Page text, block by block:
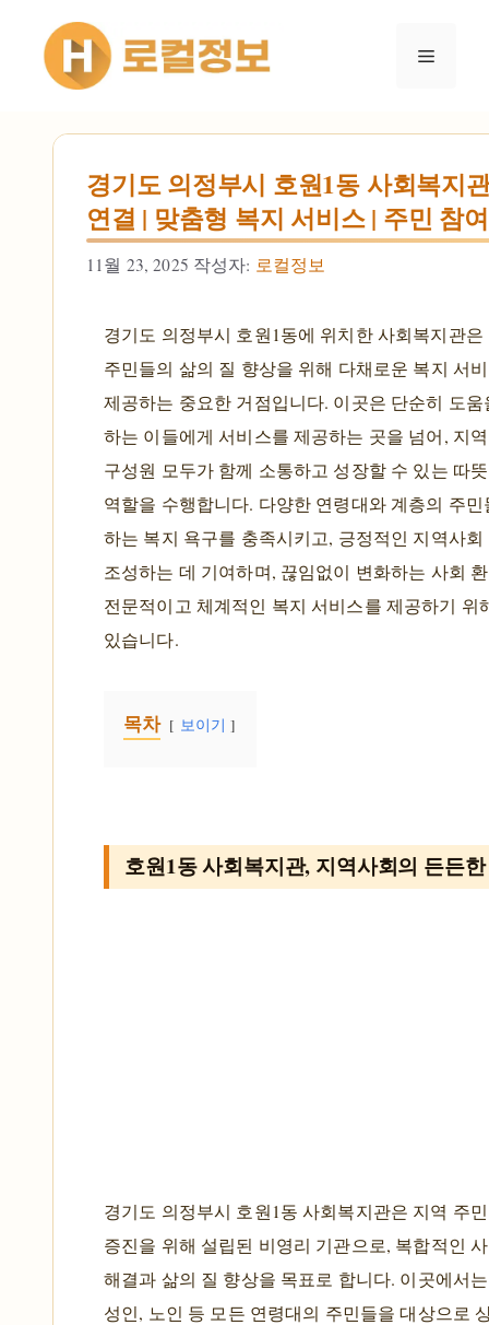
건너뛰기
메뉴
경기도 의정부시 호원1동 사회복지
연결 | 맞춤형 복지 서비스 | 주민 참
11월 23, 2025 작성자: 로컬정보
경기도 의정부시 호원1동에 위치한 사회복지관은
주민들의 삶의 질 향상을 위해 다채로운 복지 서
제공하는 중요한 거점입니다. 이곳은 단순히 도
하는 이들에게 서비스를 제공하는 곳을 넘어, 지
구성원 모두가 함께 소통하고 성장할 수 있는 따
역할을 수행합니다. 다양한 연령대와 계층의 주
하는 복지 욕구를 충족시키고, 긍정적인 지역사회
조성하는 데 기여하며, 끊임없이 변화하는 사회
전문적이고 체계적인 복지 서비스를 제공하기 위
있습니다.
목차 보이기
호원1동 사회복지관, 지역사회의 든든
경기도 의정부시 호원1동 사회복지관은 지역 주
증진을 위해 설립된 비영리 기관으로, 복합적인
해결과 삶의 질 향상을 목표로 합니다. 이곳에서
성인, 노인 등 모든 연령대의 주민들을 대상으로